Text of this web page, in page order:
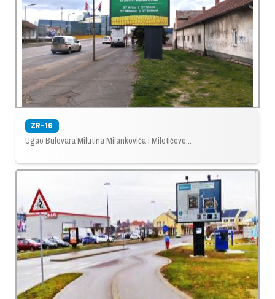
ZR-16
Ugao Bulevara Milutina Milankovića i Miletićeve...